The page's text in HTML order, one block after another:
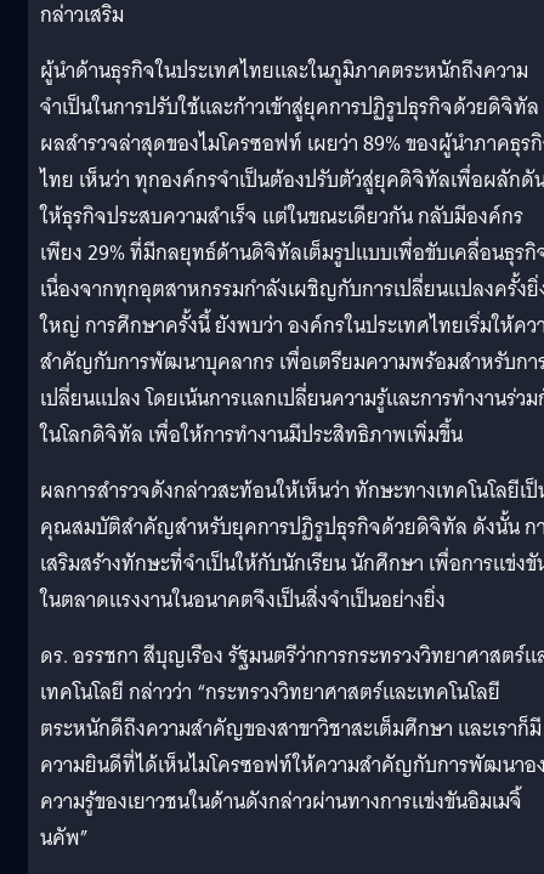
กล่าวเสริม
ผู้นำด้านธุรกิจในประเทศไทยและในภูมิภาคตระหนักถึงความ
จำเป็นในการปรับใช้และก้าวเข้าสู่ยุคการปฏิรูปธุรกิจด้วยดิจิทัล
ผลสำรวจล่าสุดของไมโครซอฟท์ เผยว่า 89% ของผู้นำภาคธุร
ไทย เห็นว่า ทุกองค์กรจำเป็นต้องปรับตัวสู่ยุคดิจิทัลเพื่อผลักดั
ให้ธุรกิจประสบความสำเร็จ แต่ในขณะเดียวกัน กลับมีองค์กร
เพียง 29% ที่มีกลยุทธ์ด้านดิจิทัลเต็มรูปแบบเพื่อขับเคลื่อนธุรกิ
เนื่องจากทุกอุตสาหกรรมกำลังเผชิญกับการเปลี่ยนแปลงครั้งยิ่
ใหญ่ การศึกษาครั้งนี้ ยังพบว่า องค์กรในประเทศไทยเริ่มให้คว
สำคัญกับการพัฒนาบุคลากร เพื่อเตรียมความพร้อมสำหรับกา
เปลี่ยนแปลง โดยเน้นการแลกเปลี่ยนความรู้และการทำงานร่ว
ในโลกดิจิทัล เพื่อให้การทำงานมีประสิทธิภาพเพิ่มขึ้น
ผลการสำรวจดังกล่าวสะท้อนให้เห็นว่า ทักษะทางเทคโนโลยีเ
คุณสมบัติสำคัญสำหรับยุคการปฏิรูปธุรกิจด้วยดิจิทัล ดังนั้น ก
เสริมสร้างทักษะที่จำเป็นให้กับนักเรียน นักศึกษา เพื่อการแข่งขั
ในตลาดแรงงานในอนาคตจึงเป็นสิ่งจำเป็นอย่างยิ่ง
ดร. อรรชกา สีบุญเรือง รัฐมนตรีว่าการกระทรวงวิทยาศาสตร์แ
เทคโนโลยี กล่าวว่า “กระทรวงวิทยาศาสตร์และเทคโนโลยี
ตระหนักดีถึงความสำคัญของสาขาวิชาสะเต็มศึกษา และเราก็มี
ความยินดีที่ได้เห็นไมโครซอฟท์ให้ความสำคัญกับการพัฒนาอ
ความรู้ของเยาวชนในด้านดังกล่าวผ่านทางการแข่งขันอิมเมจิ้
นคัพ”